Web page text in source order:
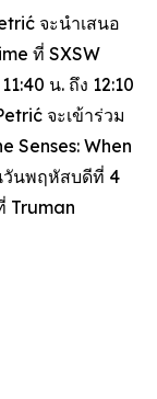
จะนำเสนอ
ที่ SXSW
น. ถึง 12:10
จะเข้าร่วม
Senses: When
วันพฤหัสบดีที่ 4
Truman